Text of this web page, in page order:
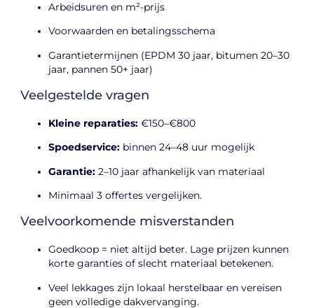
Arbeidsuren en m²-prijs
Voorwaarden en betalingsschema
Garantietermijnen (EPDM 30 jaar, bitumen 20–30
jaar, pannen 50+ jaar)
Veelgestelde vragen
Kleine reparaties: €150–€800
Spoedservice: binnen 24–48 uur mogelijk
Garantie: 2–10 jaar afhankelijk van materiaal
Minimaal 3 offertes vergelijken.
Veelvoorkomende misverstanden
Goedkoop = niet altijd beter. Lage prijzen kunnen
korte garanties of slecht materiaal betekenen.
Veel lekkages zijn lokaal herstelbaar en vereisen
geen volledige dakvervanging.